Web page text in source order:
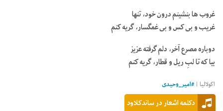
غروب ها بنشینم درون خود، تنها
غریب و بى کس و بى غمگسار، گریه کنم
دوباره مصرع آخر، دلم گرفته عزیز
بیا که تا لبِ ریل و قطار، گریه کنم
اکولالیا | #امیر_وحیدی
دکلمه اشعار در ساندکلاود